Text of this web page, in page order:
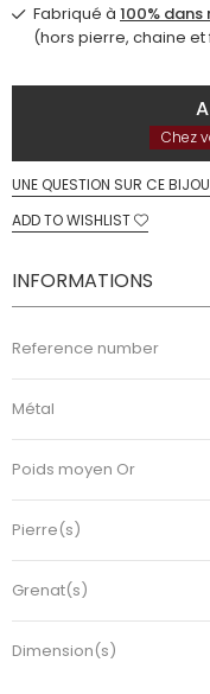
Fabriqué à 100%
(hors pierre, chaine
Chez
UNE QUESTION SUR CE
ADD TO WISHLIST
INFORMATIONS
Reference number
Métal
Poids moyen Or
Pierre(s)
Grenat(s)
Dimension(s)